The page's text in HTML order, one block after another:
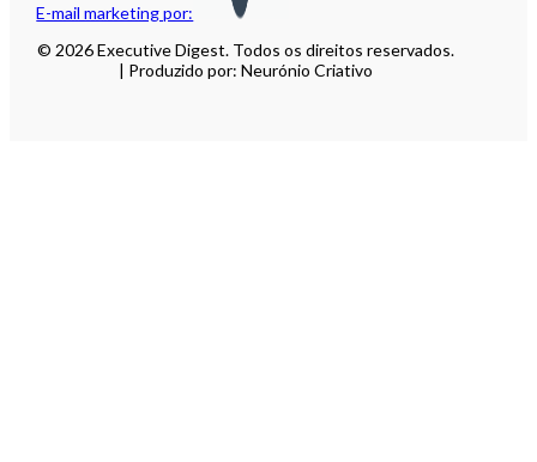
E-mail marketing por:
© 2026 Executive Digest. Todos os direitos reservados.
| Produzido por: Neurónio Criativo